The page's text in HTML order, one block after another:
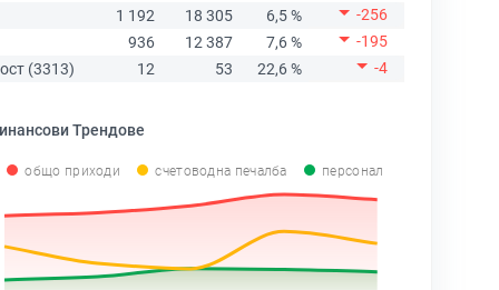
1 192
18 305 6,5 %
-256
936
12 387 7,6 %
-195
(3313)
12 53 22,6 % -4
Трендове
общо приходи счетоводна печалба персонал